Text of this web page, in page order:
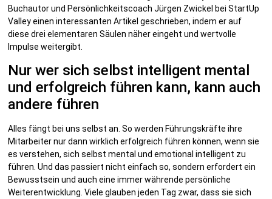
Buchautor und Persönlichkeitscoach Jürgen Zwickel bei StartUp
Valley einen interessanten Artikel geschrieben, indem er auf
diese drei elementaren Säulen näher eingeht und wertvolle
Impulse weitergibt.
Nur wer sich selbst intelligent mental
und erfolgreich führen kann, kann auch
andere führen
Alles fängt bei uns selbst an. So werden Führungskräfte ihre
Mitarbeiter nur dann wirklich erfolgreich führen können, wenn sie
es verstehen, sich selbst mental und emotional intelligent zu
führen. Und das passiert nicht einfach so, sondern erfordert ein
Bewusstsein und auch eine immer währende persönliche
Weiterentwicklung. Viele glauben jeden Tag zwar, dass sie sich